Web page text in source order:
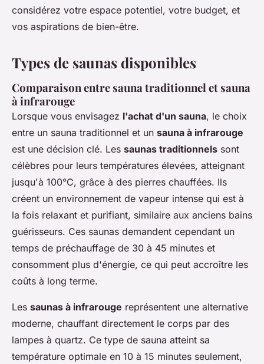
considérez votre espace potentiel, votre budget, et
vos aspirations de bien-être.
Types de saunas disponibles
Comparaison entre sauna traditionnel et sauna
à infrarouge
Lorsque vous envisagez l'achat d'un sauna, le choix
entre un sauna traditionnel et un sauna à infrarouge
est une décision clé. Les saunas traditionnels sont
célèbres pour leurs températures élevées, atteignant
jusqu'à 100°C, grâce à des pierres chauffées. Ils
créent un environnement de vapeur intense qui est à
la fois relaxant et purifiant, similaire aux anciens bains
guérisseurs. Ces saunas demandent cependant un
temps de préchauffage de 30 à 45 minutes et
consomment plus d'énergie, ce qui peut accroître les
coûts à long terme.
Les saunas à infrarouge représentent une alternative
moderne, chauffant directement le corps par des
lampes à quartz. Ce type de sauna atteint sa
température optimale en 10 à 15 minutes seulement,